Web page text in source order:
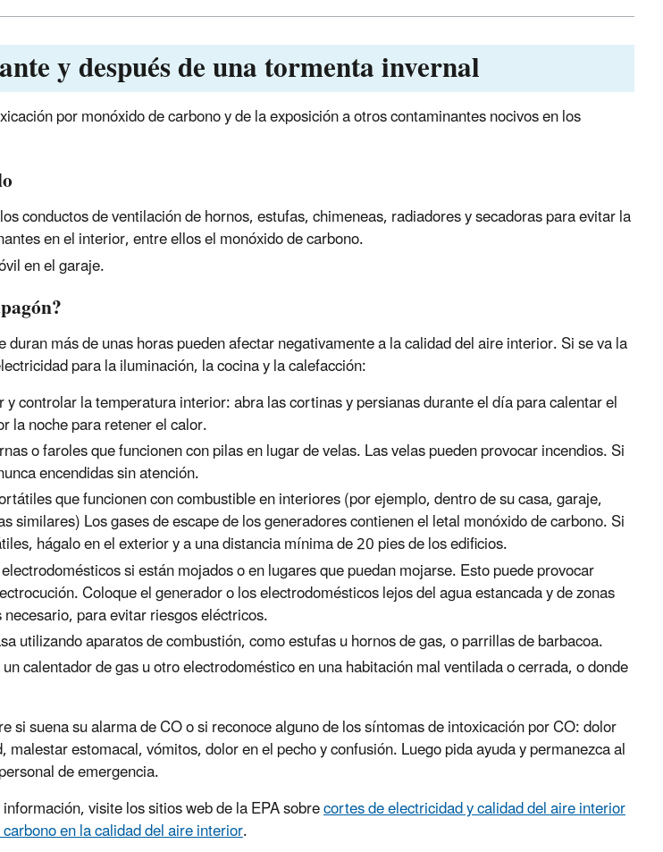
y después de una tormenta invernal
por monóxido de carbono y de la exposición a otros contaminantes nocivos en los
conductos de ventilación de hornos, estufas, chimeneas, radiadores y secadoras para evitar la
en el interior, entre ellos el monóxido de carbono.
en el garaje.
más de unas horas pueden afectar negativamente a la calidad del aire interior. Si se va la
para la iluminación, la cocina y la calefacción:
controlar la temperatura interior: abra las cortinas y persianas durante el día para calentar el
la noche para retener el calor.
o faroles que funcionen con pilas en lugar de velas. Las velas pueden provocar incendios. Si
encendidas sin atención.
que funcionen con combustible en interiores (por ejemplo, dentro de su casa, garaje,
similares) Los gases de escape de los generadores contienen el letal monóxido de carbono. Si
hágalo en el exterior y a una distancia mínima de 20 pies de los edificios.
si están mojados o en lugares que puedan mojarse. Esto puede provocar
Coloque el generador o los electrodomésticos lejos del agua estancada y de zonas
para evitar riesgos eléctricos.
utilizando aparatos de combustión, como estufas u hornos de gas, o parrillas de barbacoa.
calentador de gas u otro electrodoméstico en una habitación mal ventilada o cerrada, o donde
si suena su alarma de CO o si reconoce alguno de los síntomas de intoxicación por CO: dolor
estomacal, vómitos, dolor en el pecho y confusión. Luego pida ayuda y permanezca al
de emergencia.
visite los sitios web de la EPA sobrecortes de electricidad y calidad del aire interior
en la calidad del aire interior.